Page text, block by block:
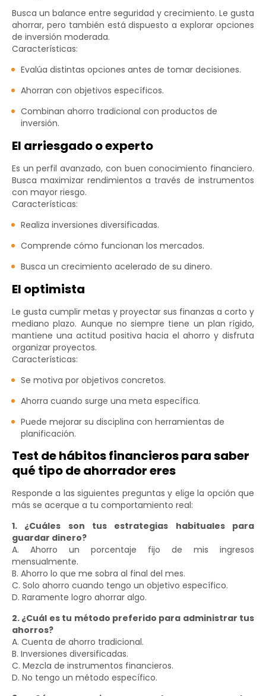
Busca un balance entre seguridad y crecimiento. Le gusta
ahorrar, pero también está dispuesto a explorar opciones
de inversión moderada.
Características:
Evalúa distintas opciones antes de tomar decisiones.
Ahorran con objetivos específicos.
Combinan ahorro tradicional con productos de
inversión.
El arriesgado o experto
Es un perfil avanzado, con buen conocimiento financiero.
Busca maximizar rendimientos a través de instrumentos
con mayor riesgo.
Características:
Realiza inversiones diversificadas.
Comprende cómo funcionan los mercados.
Busca un crecimiento acelerado de su dinero.
El optimista
Le gusta cumplir metas y proyectar sus finanzas a corto y
mediano plazo. Aunque no siempre tiene un plan rígido,
mantiene una actitud positiva hacia el ahorro y disfruta
organizar proyectos.
Características:
Se motiva por objetivos concretos.
Ahorra cuando surge una meta específica.
Puede mejorar su disciplina con herramientas de
planificación.
Test de hábitos financieros para saber
qué tipo de ahorrador eres
Responde a las siguientes preguntas y elige la opción que
más se acerque a tu comportamiento real:
1. ¿Cuáles son tus estrategias habituales para
guardar dinero?
A. Ahorro un porcentaje fijo de mis ingresos
mensualmente.
B. Ahorro lo que me sobra al final del mes.
C. Solo ahorro cuando tengo un objetivo específico.
D. Raramente logro ahorrar algo.
2. ¿Cuál es tu método preferido para administrar tus
ahorros?
A. Cuenta de ahorro tradicional.
B. Inversiones diversificadas.
C. Mezcla de instrumentos financieros.
D. No tengo un método específico.